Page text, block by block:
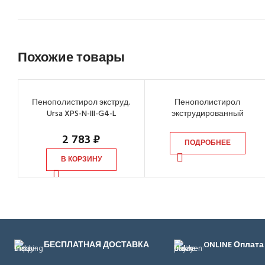
Похожие товары
Пенополистирол экструд.
Ursa XPS-N-III-G4-L
2 783₽
В КОРЗИНУ
Пенополистирол
экструдированный
1185х585х30 мм, 13 шт
ПОДРОБНЕЕ
БЕСПЛАТНАЯ ДОСТАВКА
ONLINE Оплата